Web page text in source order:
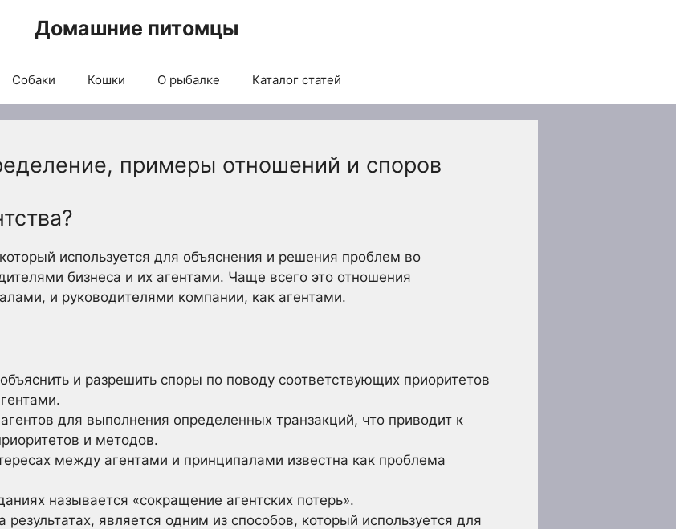
Домашние питомцы
Собаки Кошки О рыбалке Каталог статей
примеры отношений и споров
используется для объяснения и решения проблем во
бизнеса и их агентами. Чаще всего это отношения
и руководителями компании, как агентами.
и разрешить споры по поводу соответствующих приоритетов
для выполнения определенных транзакций, что приводит к
и методов.
между агентами и принципалами известна как проблема
называется «сокращение агентских потерь».
является одним из способов, который используется для